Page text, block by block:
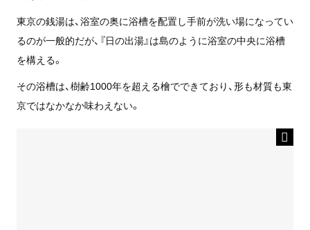
東京の銭湯は、浴室の奥に浴槽を配置し手前が洗い場になってい
るのが一般的だが、『日の出湯』は島のように浴室の中央に浴槽
を構える。
その浴槽は、樹齢1000年を超える檜でできており、形も材質も東
京ではなかなか味わえない。